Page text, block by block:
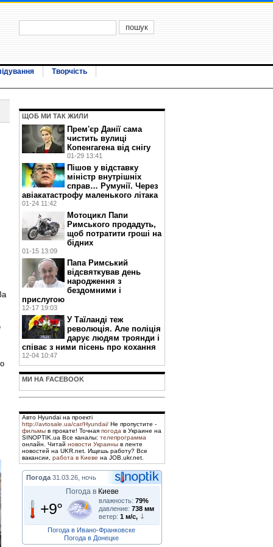
Творчість
ЩОБ МИ ТАК ЖИЛИ
Прем'єр Данії сама
чистить вулиці
Копенгагена від снігу
01-29 13:41
Пішов у відставку
міністр внутрішніх
справ… Румунії. Через
авіакатастрофу маленького літака
01-24 11:42
Мотоцикл Папи
Римського продадуть,
щоб потратити гроші на
бідних
01-15 13:09
Папа Римський
відсвяткував день
народження з
бездомними і
прислугою
12-17 19:03
У Таїланді теж
революція. Але поліція
дарує людям троянди і
співає з ними пісень про кохання
12-04 10:47
МИ НА FACEBOOK
Авто Hyundai на проекті
http://avtosale.ua/car/Hyundai/ Не пропустите -
фильмы в прокате! Точная погода в Украине на
SINOPTIK.ua Все каналы: телепрограмма
онлайн. Читай новости Украины в ленте
новостей на UKR.net. Ищешь работу? Все
вакансии, работа в Киеве на JOB.ukr.net.
Погода 31.03.26, ночь
Погода в Киеве
+9° влажность: 79%
давление: 738 мм
ветер: 1 м/с,
Погода в Ивано-Франковске
Погода в Донецке